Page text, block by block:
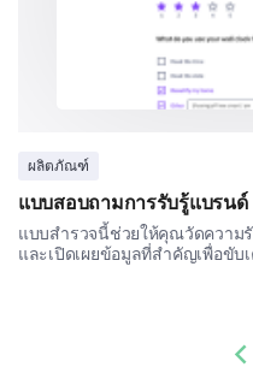
ตอนนี้เราจะเจาะลึกเกี่ย
ความคิดเห็นของคุณใน
ที่นี่มีความสำคัญอย่างมาก
คุณค่าในผลิตภัณฑ์ของเร
ผลิตภัณฑ์ของเราอย่างไ
แพงมาก แพง
คุณยินดีที่จะจ่ายเงินเ
ผลิตภัณฑ์
แบบสอบถามการรับรู้แบรนด์
แบบสำรวจนี้ช่วยให้คุณวัดความ
และเปิดเผยข้อมูลที่สำคัญเพื่อขั